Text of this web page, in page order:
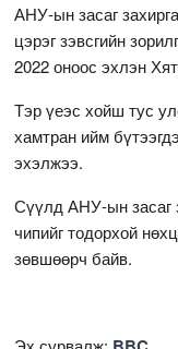
АНУ-ын засаг
цэрэг зэвсгийн
2022 оноос эхлэн
Тэр үеэс хойш тус
хамтран ийм
эхэлжээ.
Сүүлд АНУ-ын засаг
чипийг тодорхой
зөвшөөрч байв.